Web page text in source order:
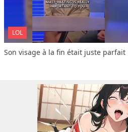
LOL
Son visage à la fin était juste parfait